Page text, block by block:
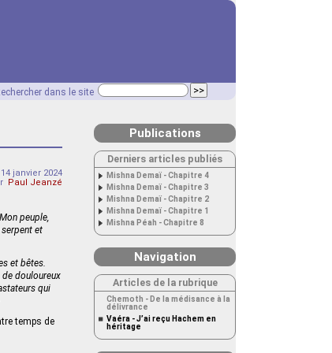
dans le site
janvier 2024
Paul Jeanzé
peuple,
serpent et
et bêtes.
de douloureux
qui
temps de
Publications
Derniers articles publiés
Mishna Demaï - Chapitre 4
Mishna Demaï - Chapitre 3
Mishna Demaï - Chapitre 2
Mishna Demaï - Chapitre 1
Mishna Péah - Chapitre 8
Navigation
Articles de la rubrique
Chemoth - De la médisance à la
délivrance
Vaéra - J’ai reçu Hachem en
héritage